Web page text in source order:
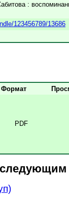
:
123456789/13686
Формат
PDF